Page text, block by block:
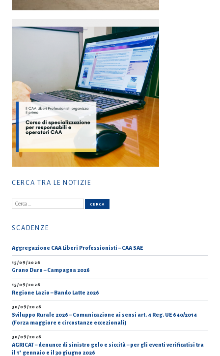
CERCA TRA LE NOTIZIE
Ricerca
per:
SCADENZE
Aggregazione CAA Liberi Professionisti – CAA SAE
15/09/2026
Grano Duro – Campagna 2026
15/09/2026
Regione Lazio – Bando Latte 2026
30/09/2026
Sviluppo Rurale 2026 – Comunicazione ai sensi art. 4 Reg. UE 640/2014
(Forza maggiore e circostanze eccezionali)
30/09/2026
AGRICAT – denunce di sinistro gelo e siccità – per gli eventi verificatisi tra
il 1° gennaio e il 30 giugno 2026